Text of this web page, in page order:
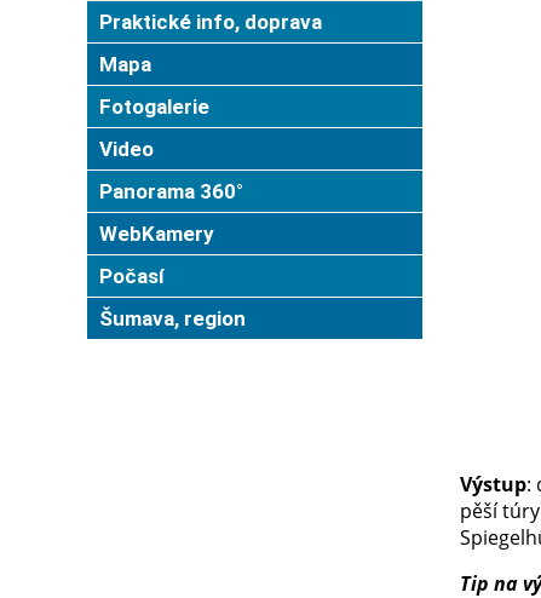
Praktické info, doprava
Mapa
Fotogalerie
Video
Panorama 360°
WebKamery
Počasí
Šumava, region
Výstup:
pěší
Tip na